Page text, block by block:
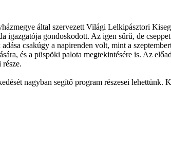
által szervezett Világi Lelkipásztori
igazgatója gondoskodott. Az igen sűrű, de
csakúgy a napirenden volt, mint a
és a püspöki palota megtekintésére is. Az
nagyban segítő program részesei